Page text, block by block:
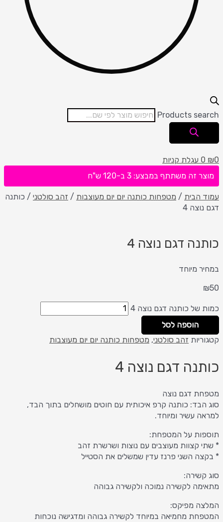
Products search
₪0
0 עגלת קניות
מוצר זה משתתף במבצע: 3 ב-120 ש"ח
עמוד הבית / מטפחות כותנה יום יום מעוצבות / זהב סולטני / כותנה
דגם נוצה 4
כותנה דגם נוצה 4
במחיר מיוחד
₪50
כמות של כותנה דגם נוצה 4
הוספה לסל
קטגוריות זהב סולטני, מטפחות כותנה יום יום מעוצבות
כותנה דגם נוצה 4
מטפחת דגם נוצה
סוג הבד: כותנה קרפ איכותית עם חוטים מושחלים בתוך הבד,
למראה עשיר ומיוחד.
תוספות על המטפחת:
* שתי קצוות מעוצבים עם נוצות ושרשרת זהב
* בקצה השני פרנז עדין שמשלים את הסטייל
סוג קשירה:
מתאימה לקשירה נמוכה ולקשירה גבוהה
המלצה מפיקס:
המטפחת מחמיאה במיוחד לקשירה גבוהה ומדגישה נוכחות